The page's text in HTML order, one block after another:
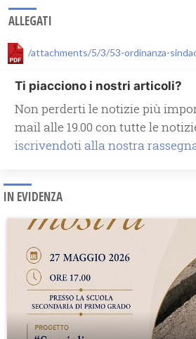
ALLEGATI
/attachments/5/3/53-ordinanza-
Ti piacciono i nostri articoli?
Non perderti le notizie più
mail alle 19.00 con tutte le
iscrivendoti alla nostra
IN EVIDENZA